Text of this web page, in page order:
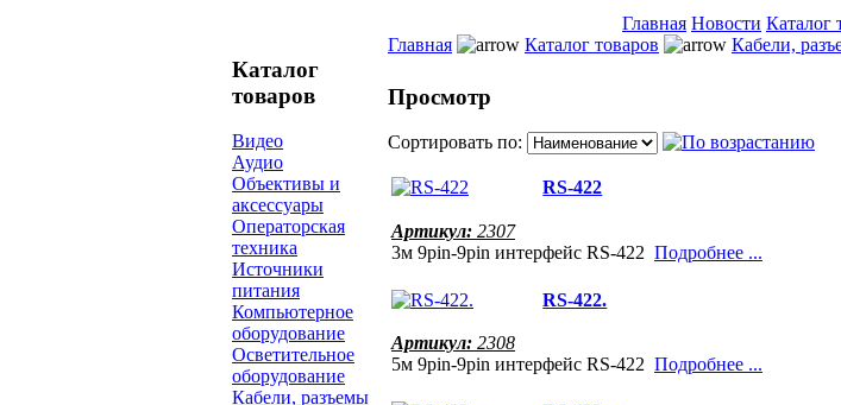
Главная Новости Каталог
Каталог
товаров
Видео
Аудио
Объективы и
аксессуары
Операторская
техника
Источники
питания
Компьютерное
оборудование
Осветительное
оборудование
Кабели, разъемы
Главная Каталог товаров Кабели,
Просмотр
Сортировать по:
RS-422
Артикул: 2307
3м 9pin-9pin интерфейс RS-422 Подробнее ...
RS-422.
Артикул: 2308
5м 9pin-9pin интерфейс RS-422 Подробнее ...